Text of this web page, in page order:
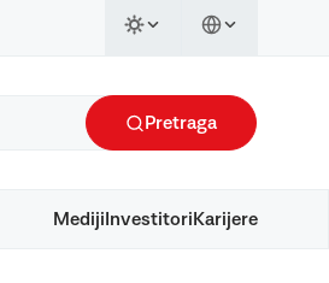
Pretraga
Mediji Investitori Karijere